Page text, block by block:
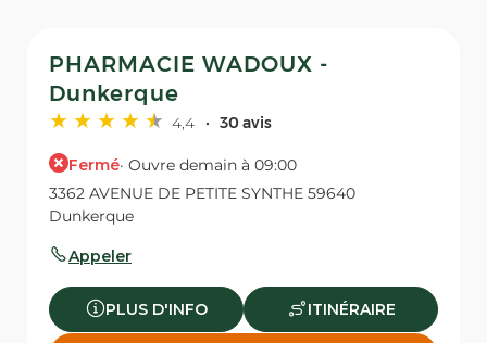
PHARMACIE WADOUX -
Dunkerque
4,4 30 avis
Fermé· Ouvre demain à 09:00
3362 AVENUE DE PETITE SYNTHE 59640
Dunkerque
Appeler
PLUS D'INFO ITINÉRAIRE